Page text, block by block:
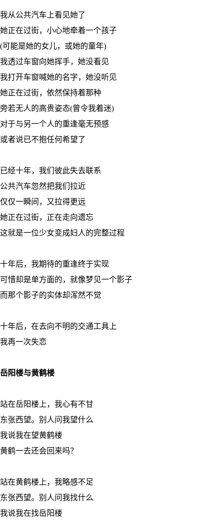
我从公共汽车上看见她了
她正在过街，小心地牵着一个孩子
(可能是她的女儿，或她的童年)
我透过车窗向她挥手，她没看见
我打开车窗喊她的名字，她没听见
她正在过街，依然保持着那种
旁若无人的高贵姿态(曾令我着迷)
对于与另一个人的重逢毫无预感
或者说已不抱任何希望了
已经十年，我们彼此失去联系
公共汽车忽然把我们拉近
仅仅一瞬间，又拉得更远
她正在过街，正在走向遗忘
这就是一位少女变成妇人的完整过程
十年后，我期待的重逢终于实现
可惜却是单方面的，就像梦见一个影子
而那个影子的实体却浑然不觉
十年后，在去向不明的交通工具上
我再一次失恋
岳阳楼与黄鹤楼
站在岳阳楼上，我心有不甘
东张西望。别人问我望什么
我说我在望黄鹤楼
黄鹤一去还会回来吗？
站在黄鹤楼上，我略感不足
东张西望。别人问我找什么
我说我在找岳阳楼